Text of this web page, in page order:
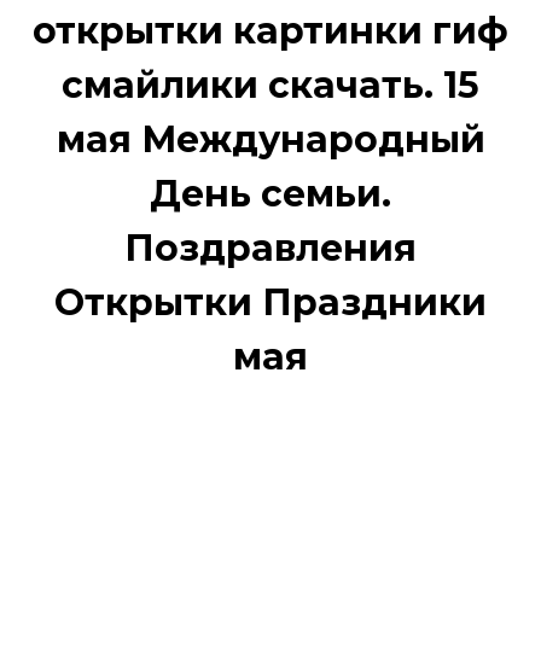
открытки картинки гиф
смайлики скачать. 15
мая Международный
День семьи.
Поздравления
Открытки Праздники
мая